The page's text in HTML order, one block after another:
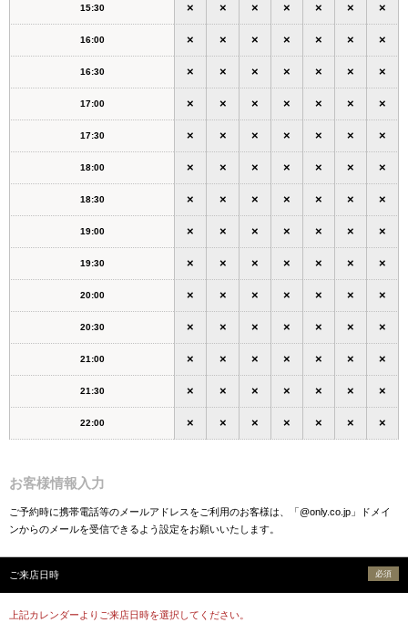
15:30 × × × × × × ×
16:00 × × × × × × ×
16:30 × × × × × × ×
17:00 × × × × × × ×
17:30 × × × × × × ×
18:00 × × × × × × ×
18:30 × × × × × × ×
19:00 × × × × × × ×
19:30 × × × × × × ×
20:00 × × × × × × ×
20:30 × × × × × × ×
21:00 × × × × × × ×
21:30 × × × × × × ×
22:00 × × × × × × ×
お客様情報入力
ご予約時に携帯電話等のメールアドレスをご利用のお客様は、「@only.co.jp」ドメイ
ンからのメールを受信できるよう設定をお願いいたします。
ご来店日時 必須
上記カレンダーよりご来店日時を選択してください。